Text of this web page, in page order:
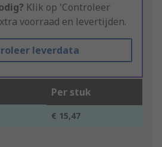
Klik op 'Controleer
voorraad en levertijden.
leverdata
Per stuk
€ 15,47